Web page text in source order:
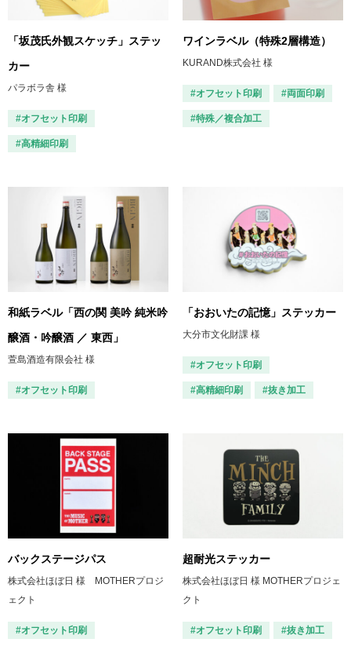
「坂茂氏外観スケッチ」ステッ
カー
パラボラ舎 様
#オフセット印刷
#高精細印刷
ワインラベル（特殊2層構造）
KURAND株式会社 様
#オフセット印刷 #両面印刷
#特殊／複合加工
和紙ラベル「西の関 美吟 純米吟
醸酒・吟醸酒 ／ 東西」
萱島酒造有限会社 様
#オフセット印刷
「おおいたの記憶」ステッカー
大分市文化財課 様
#オフセット印刷
#高精細印刷 #抜き加工
バックステージパス
株式会社ほぼ日 様 MOTHERプロジ
ェクト
#オフセット印刷
超耐光ステッカー
株式会社ほぼ日 様 MOTHERプロジェ
クト
#オフセット印刷 #抜き加工